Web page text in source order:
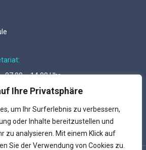
Ihre Privatsphäre
um Ihr Surferlebnis zu verbessern,
oder Inhalte bereitzustellen und
zu analysieren. Mit einem Klick auf
Sie der Verwendung von Cookies zu.
07.00 – 14.00 Uhr
Uhr